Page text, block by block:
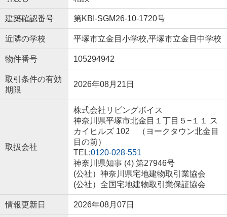
建築確認番号 第KBI-SGM26-10-1720号
近隣の学校 平塚市立金目小学校,平塚市立金目中学校
物件番号 105294942
取引条件の有効
期限
2026年08月21日
取扱会社
株式会社リビングボイス
神奈川県平塚市北金目１丁目５−１１ ス
カイヒルズ 102 （ヨークタウン北金目
目の前）
TEL:0120-028-551
神奈川県知事 (4) 第27946号
(公社）神奈川県宅地建物取引業協会
(公社）全国宅地建物取引業保証協会
情報更新日 2026年08月07日